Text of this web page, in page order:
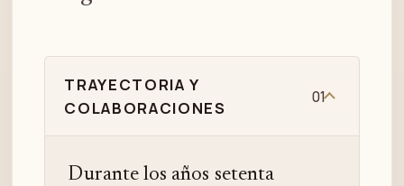
TRAYECTORIA Y
COLABORACIONES
01
Durante los años setenta